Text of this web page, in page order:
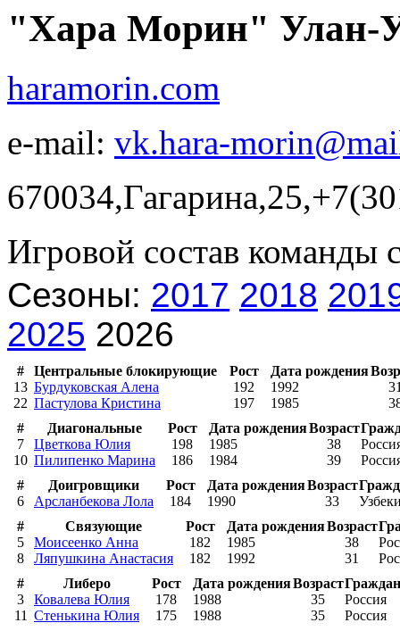
"Хара Морин" Улан-
haramorin.com
e-mail: vk.hara-
Игровой состав команды
Сезоны: 2017 2018
2025 2026
# Центральные блокирующие Рост Дата рождения
13 Бурдуковская Алена 192 1992
22 Пастулова Кристина 197 1985
#
Диагональные Рост Дата рожденияВозраст
7
Цветкова Юлия 198 1985 38
10 Пилипенко Марина 186 1984 39
#
Доигровщики Рост Дата рожденияВозраст
6
Арсланбекова Лола 184 1990 33
#
Связующие Рост Дата рожденияВозраст
5
Моисеенко Анна 182 1985 38
8
Ляпушкина Анастасия 182 1992 31
#
Либеро Рост Дата рожденияВозраст
3
Ковалева Юлия 178 1988 35
Россия
11 Стенькина Юлия 175 1988 35
Россия